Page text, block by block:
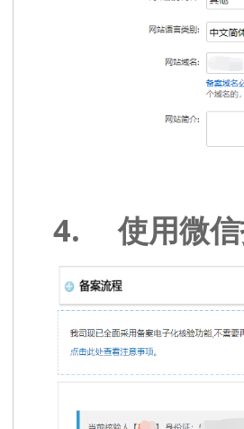
4. 使用微